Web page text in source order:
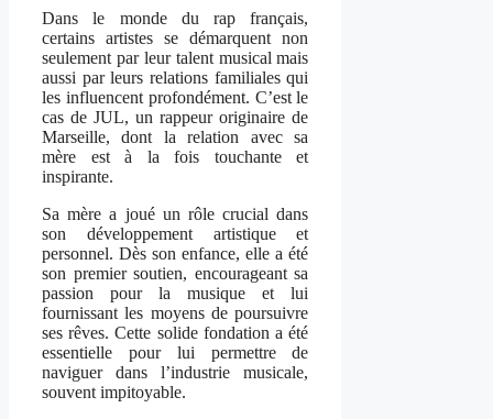
Dans le monde du rap français,
certains artistes se démarquent non
seulement par leur talent musical mais
aussi par leurs relations familiales qui
les influencent profondément. C’est le
cas de JUL, un rappeur originaire de
Marseille, dont la relation avec sa
mère est à la fois touchante et
inspirante.
Sa mère a joué un rôle crucial dans
son développement artistique et
personnel. Dès son enfance, elle a été
son premier soutien, encourageant sa
passion pour la musique et lui
fournissant les moyens de poursuivre
ses rêves. Cette solide fondation a été
essentielle pour lui permettre de
naviguer dans l’industrie musicale,
souvent impitoyable.